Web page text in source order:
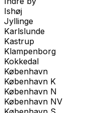
Ishøj
Jyllinge
Karlslunde
Kastrup
Klampenborg
Kokkedal
København
København K
København N
København NV